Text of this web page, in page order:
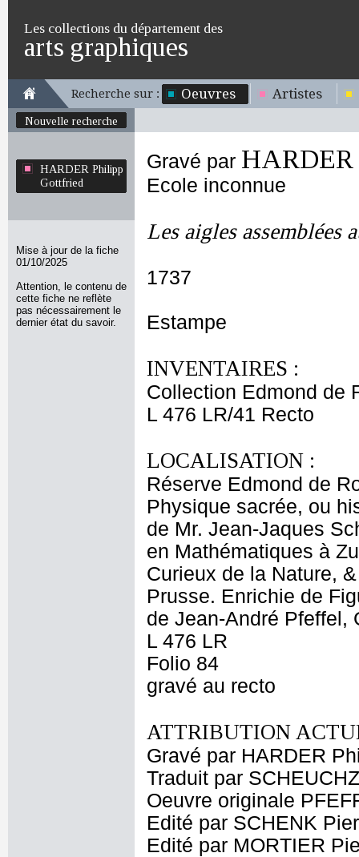
Les collections du département des
arts graphiques
Recherche sur : Oeuvres Artistes
Nouvelle recherche
HARDER Philipp
Gottfried
Mise à jour de la fiche
01/10/2025
Attention, le contenu de
cette fiche ne reflète
pas nécessairement le
dernier état du savoir.
Gravé par
Ecole inconnue
Les aigles assemblées
1737
Estampe
INVENTAIRES :
Collection Edmond de
L 476 LR/41 Recto
LOCALISATION :
Réserve Edmond de
Physique sacrée, ou
de Mr. Jean-Jaques
en Mathématiques à
Curieux de la Nature,
Prusse. Enrichie de
de Jean-André Pfeffel,
L 476 LR
Folio 84
gravé au recto
ATTRIBUTION
Gravé par HARDER
Traduit par
Oeuvre originale
Edité par SCHENK
Edité par MORTIER